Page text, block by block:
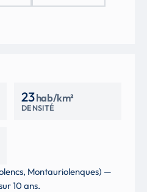
23hab/km²
DENSITÉ
Montauriolenques) —
10 ans.